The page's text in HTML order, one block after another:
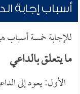
أسباب إجابة
للإجابة خمسة
ما يتعلق بالداعي
الأول: يعود إلى